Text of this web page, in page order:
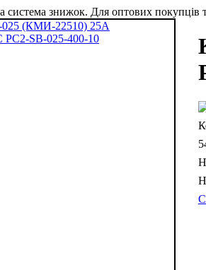
система знижок. Для оптових покупців